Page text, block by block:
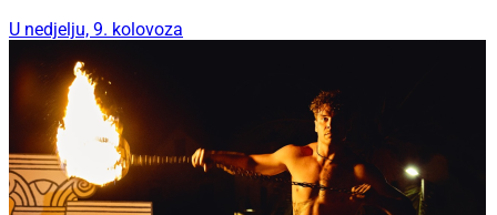
U nedjelju, 9. kolovoza